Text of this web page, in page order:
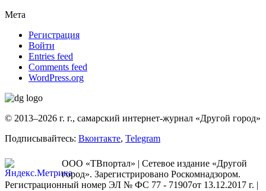
Мета
Регистрация
Войти
Entries feed
Comments feed
WordPress.org
© 2013–2026 г. г., самарский интернет-журнал «Другой город»
Подписывайтесь: Вконтакте, Telegram
ООО «ТВпортал» | Сетевое издание «Другой
город». Зарегистрировано Роскомнадзором.
Регистрационный номер ЭЛ № ФС 77 - 71907от 13.12.2017 г. |